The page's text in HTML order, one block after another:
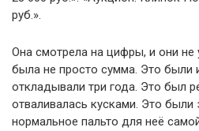
руб.».
Она смотрела на цифры, и они не
была не просто сумма. Это были
откладывали три года. Это был
отваливалась кусками. Это
нормальное пальто для неё